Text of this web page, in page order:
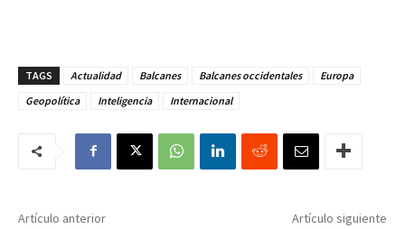
TAGS Actualidad Balcanes Balcanes occidentales
Europa
Geopolítica
Inteligencia Internacional
Artículo anterior Artículo siguiente